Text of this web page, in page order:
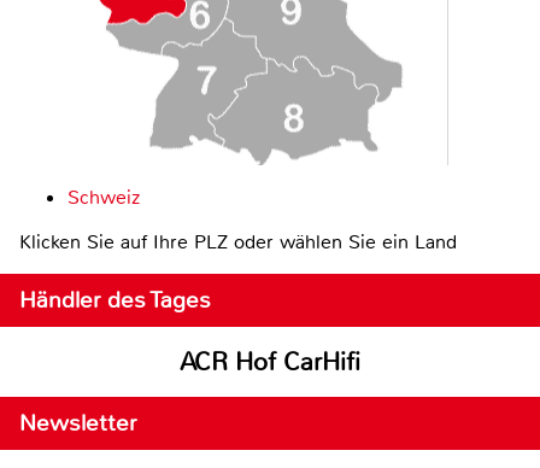
Schweiz
Klicken Sie auf Ihre PLZ oder wählen Sie ein Land
Händler des Tages
ACR Hof CarHifi
Newsletter